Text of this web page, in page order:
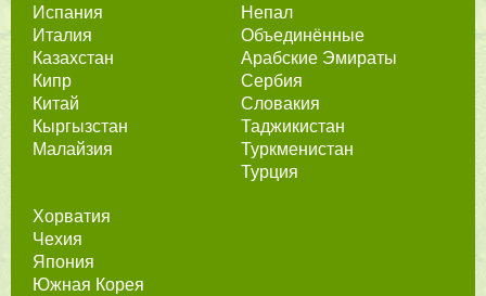
Испания
Италия
Казахстан
Кипр
Китай
Кыргызстан
Малайзия
Непал
Объединённые
Арабские Эмираты
Сербия
Словакия
Таджикистан
Туркменистан
Турция
Хорватия
Чехия
Япония
Южная Корея